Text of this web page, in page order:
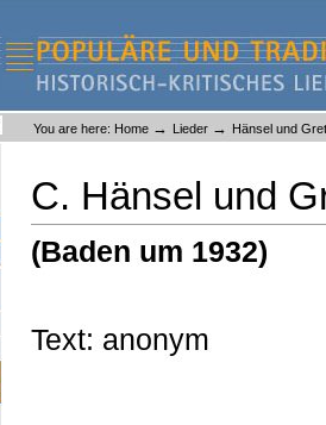
Liederlexikon
You are here: Home → Lieder → Hänsel und
C. Hänsel und
(Baden um 1932)
Text: anonym